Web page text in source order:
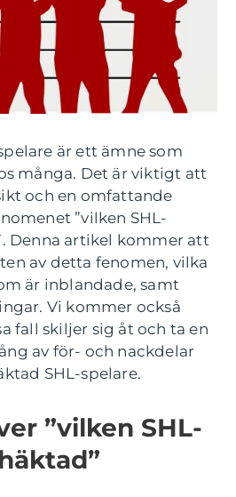
är ett ämne som
många. Det är viktigt att
och en omfattande
”vilken SHL-
Denna artikel kommer att
av detta fenomen, vilka
är inblandade, samt
Vi kommer också
fall skiljer sig åt och ta en
av för- och nackdelar
SHL-spelare.
”vilken SHL-